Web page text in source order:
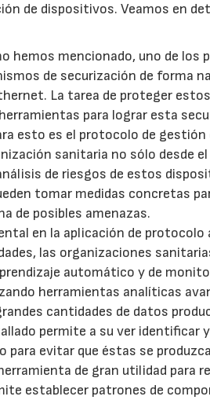
de dispositivos. Veamos en
hemos mencionado, uno de los
de securización de forma
La tarea de proteger
para lograr esta
esto es el protocolo de gestión
sanitaria no sólo desde
de riesgos de estos
tomar medidas concretas
de posibles amenazas.
en la aplicación de protocolo
las organizaciones
automático y de
herramientas analíticas
cantidades de datos
permite a su ver identificar
para evitar que éstas se
de gran utilidad para
establecer patrones de